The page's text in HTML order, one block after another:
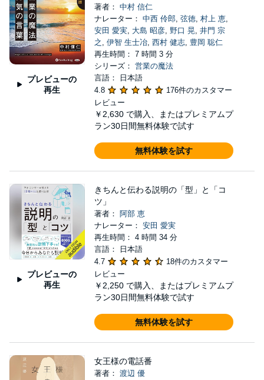
プレビューの
再生
著者： 中村 信仁
ナレーター： 中西 伶郎, 弦徳, 村上 恵,
安田 愛実, 大島 昭彦, 野口 晃, 井門 宗
之 , 伊智 生士冶, 西村 健志, 豊岡 聡仁
再生時間： 7 時間 3 分
シリーズ： 営業の魔法
言語： 日本語
4.8
176件のカスタマー
レビュー
￥2,630 で購入、またはプレミアムプ
ラン30日間無料体験で試す
無料体験を試す
プレビューの
再生
きちんと伝わる説明の「型」と「コ
ツ」
著者： 阿部 恵
ナレーター： 安田 愛実
再生時間： 4 時間 34 分
言語： 日本語
4.7
18件のカスタマー
レビュー
￥2,250 で購入、またはプレミアムプ
ラン30日間無料体験で試す
無料体験を試す
女王様の電話番
著者： 渡辺 優